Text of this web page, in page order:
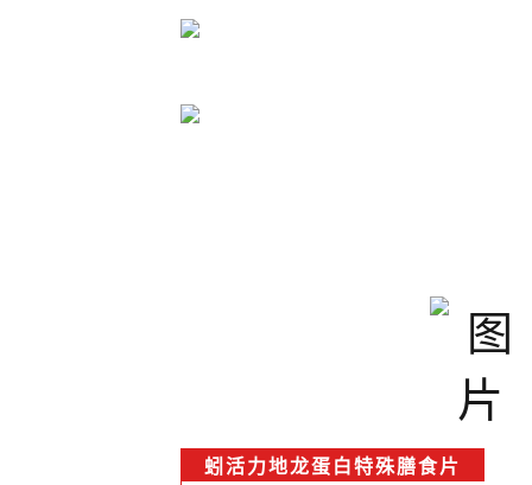
蚓活力地龙蛋白特殊膳食片